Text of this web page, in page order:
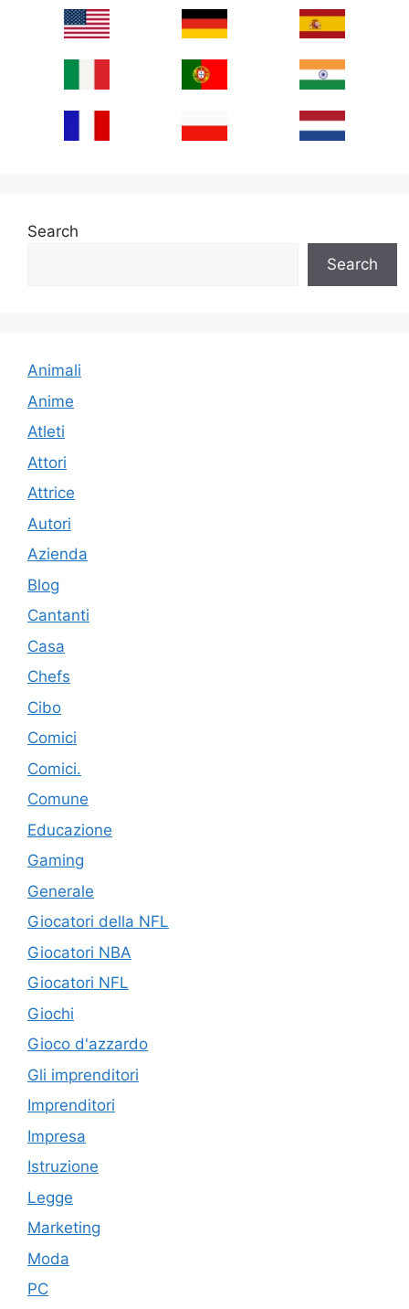
Search
Search
Animali
Anime
Atleti
Attori
Attrice
Autori
Azienda
Blog
Cantanti
Casa
Chefs
Cibo
Comici
Comici.
Comune
Educazione
Gaming
Generale
Giocatori della NFL
Giocatori NBA
Giocatori NFL
Giochi
Gioco d'azzardo
Gli imprenditori
Imprenditori
Impresa
Istruzione
Legge
Marketing
Moda
PC